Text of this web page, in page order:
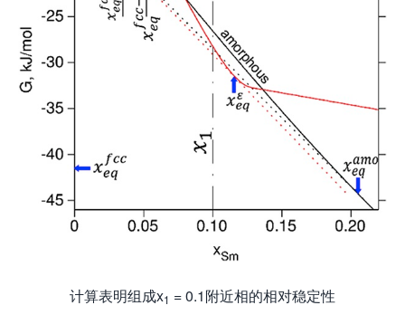
计算表明组成x1 = 0.1附近相的相对稳定性